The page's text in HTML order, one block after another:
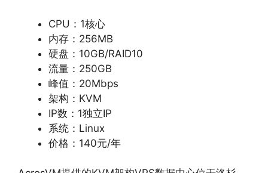
CPU：1核心
内存：256MB
硬盘：10GB/RAID10
流量：250GB
峰值：20Mbps
架构：KVM
IP数：1独立IP
系统：Linux
价格：140元/年